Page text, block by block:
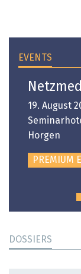
EVENTS
19. August
Horgen
PREMIUM
DOSSIERS